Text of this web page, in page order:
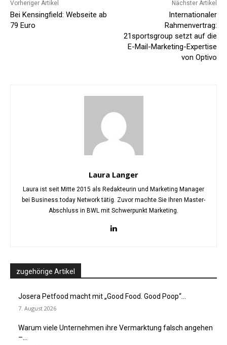
Vorheriger Artikel
Bei Kensingfield: Webseite ab
79 Euro
Nächster Artikel
Internationaler
Rahmenvertrag:
21sportsgroup setzt auf die
E-Mail-Marketing-Expertise
von Optivo
Laura Langer
Laura ist seit Mitte 2015 als Redakteurin und Marketing Manager
bei Business.today Network tätig. Zuvor machte Sie Ihren Master-
Abschluss in BWL mit Schwerpunkt Marketing.
zugehörige Artikel
Josera Petfood macht mit „Good Food. Good Poop“...
7. August 2026
Warum viele Unternehmen ihre Vermarktung falsch angehen
–...